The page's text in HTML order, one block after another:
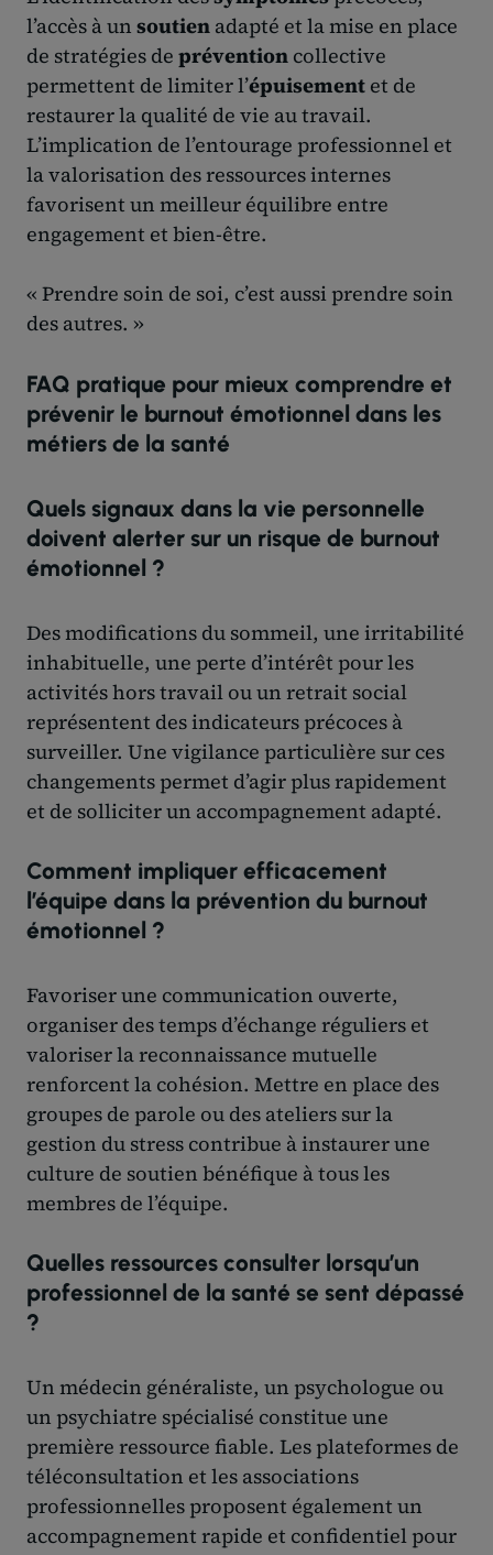
l’accès à un soutien adapté et la mise en place
de stratégies de prévention collective
permettent de limiter l’épuisement et de
restaurer la qualité de vie au travail.
L’implication de l’entourage professionnel et
la valorisation des ressources internes
favorisent un meilleur équilibre entre
engagement et bien-être.
« Prendre soin de soi, c’est aussi prendre soin
des autres. »
FAQ pratique pour mieux comprendre et
prévenir le burnout émotionnel dans les
métiers de la santé
Quels signaux dans la vie personnelle
doivent alerter sur un risque de burnout
émotionnel ?
Des modifications du sommeil, une irritabilité
inhabituelle, une perte d’intérêt pour les
activités hors travail ou un retrait social
représentent des indicateurs précoces à
surveiller. Une vigilance particulière sur ces
changements permet d’agir plus rapidement
et de solliciter un accompagnement adapté.
Comment impliquer efficacement
l’équipe dans la prévention du burnout
émotionnel ?
Favoriser une communication ouverte,
organiser des temps d’échange réguliers et
valoriser la reconnaissance mutuelle
renforcent la cohésion. Mettre en place des
groupes de parole ou des ateliers sur la
gestion du stress contribue à instaurer une
culture de soutien bénéfique à tous les
membres de l’équipe.
Quelles ressources consulter lorsqu’un
professionnel de la santé se sent dépassé
?
Un médecin généraliste, un psychologue ou
un psychiatre spécialisé constitue une
première ressource fiable. Les plateformes de
téléconsultation et les associations
professionnelles proposent également un
accompagnement rapide et confidentiel pour